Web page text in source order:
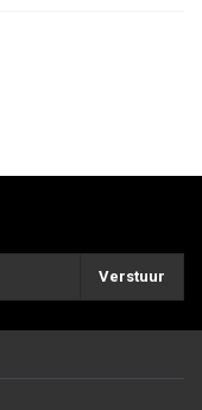
Verstuur